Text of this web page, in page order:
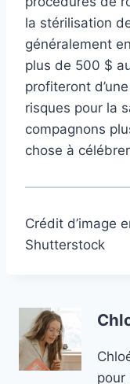
la stérilisation
généralement
plus de 500 $
profiteront
risques pour la
compagnons
chose à
Crédit d’image
Shutterstock
pour